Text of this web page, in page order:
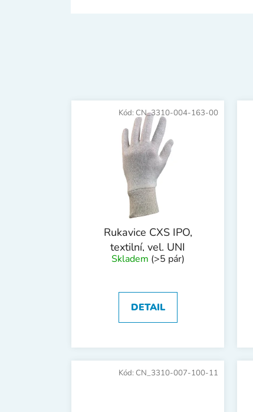
Rukavice CXS IPO,
textilní, vel. UNI
Skladem (>5 pár)
DETAIL
Kód: CN_3310-004-163-00
Kód: CN_3310-007-100-11